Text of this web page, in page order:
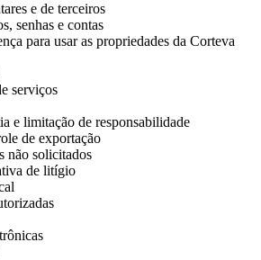
e de terceiros
senhas e contas
para usar as propriedades da Corteva
serviços
e limitação de responsabilidade
de exportação
não solicitados
de litígio